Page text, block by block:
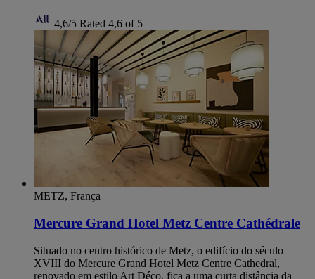
4,6/5 Rated 4,6 of 5
METZ, França
Mercure Grand Hotel Metz Centre Cathédrale
Situado no centro histórico de Metz, o edifício do século
XVIII do Mercure Grand Hotel Metz Centre Cathedral,
renovado em estilo Art Déco, fica a uma curta distância da